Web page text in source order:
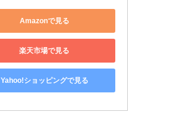
Amazonで見る
楽天市場で見る
Yahoo!ショッピングで見る